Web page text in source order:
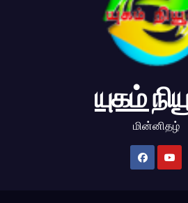
யுகம்
மின்னிதழ்